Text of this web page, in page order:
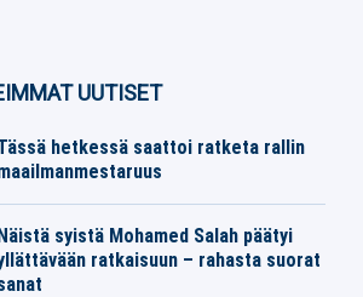
UUTISET
hetkessä saattoi ratketa rallin
syistä Mohamed Salah päätyi
ratkaisuun – rahasta suorat